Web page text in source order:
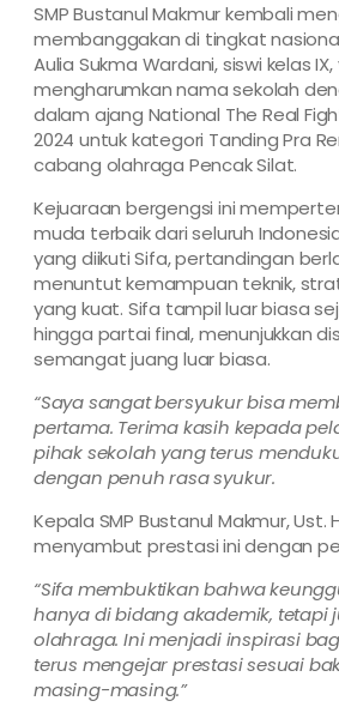
SMP Bustanul Makmur kembali
membanggakan di tingkat
Aulia Sukma Wardani, siswi kelas
mengharumkan nama sekolah
dalam ajang National The Real
2024 untuk kategori Tanding Pra
cabang olahraga Pencak Silat.
Kejuaraan bergengsi ini
muda terbaik dari seluruh
yang diikuti Sifa, pertandingan
menuntut kemampuan teknik,
yang kuat. Sifa tampil luar biasa
hingga partai final, menunjukkan
semangat juang luar biasa.
“Saya sangat bersyukur bisa
pertama. Terima kasih kepada
pihak sekolah yang terus
dengan penuh rasa syukur.
Kepala SMP Bustanul Makmur, Ust.
menyambut prestasi ini dengan
“Sifa membuktikan bahwa
hanya di bidang akademik, tetapi
olahraga. Ini menjadi inspirasi
terus mengejar prestasi sesuai
masing-masing.”